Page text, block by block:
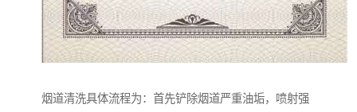
烟道清洗具体流程为：首先铲除烟道严重油垢，喷射强